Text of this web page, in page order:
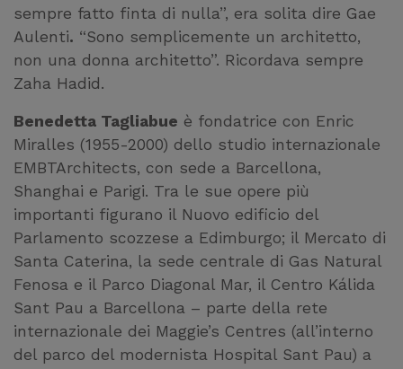
sempre fatto finta di nulla”, era solita dire Gae
Aulenti. “Sono semplicemente un architetto,
non una donna architetto”. Ricordava sempre
Zaha Hadid.
Benedetta Tagliabue è fondatrice con Enric
Miralles (1955-2000) dello studio internazionale
EMBTArchitects, con sede a Barcellona,
Shanghai e Parigi. Tra le sue opere più
importanti figurano il Nuovo edificio del
Parlamento scozzese a Edimburgo; il Mercato di
Santa Caterina, la sede centrale di Gas Natural
Fenosa e il Parco Diagonal Mar, il Centro Kálida
Sant Pau a Barcellona – parte della rete
internazionale dei Maggie’s Centres (all’interno
del parco del modernista Hospital Sant Pau) a